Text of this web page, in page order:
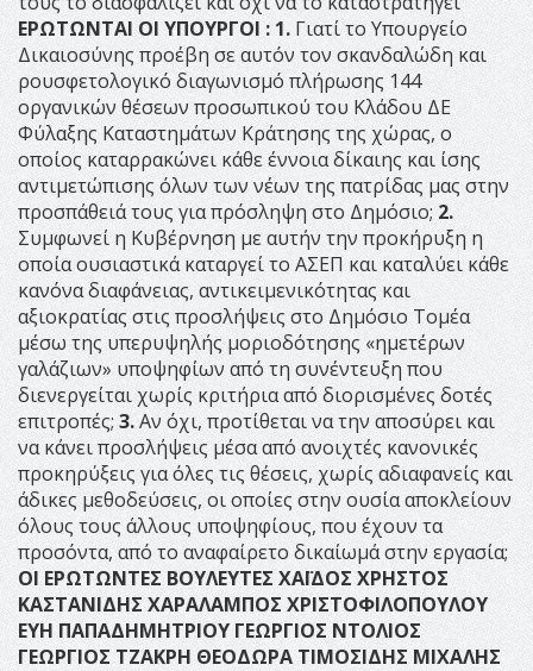
ΕΡΩΤΩΝΤΑΙ ΟΙ ΥΠΟΥΡΓΟΙ : 1. Γιατί το Υπουργείο
Δικαιοσύνης προέβη σε αυτόν τον σκανδαλώδη και
ρουσφετολογικό διαγωνισμό πλήρωσης 144
οργανικών θέσεων προσωπικού του Κλάδου ΔΕ
Φύλαξης Καταστημάτων Κράτησης της χώρας, ο
οποίος καταρρακώνει κάθε έννοια δίκαιης και ίσης
αντιμετώπισης όλων των νέων της πατρίδας μας στην
προσπάθειά τους για πρόσληψη στο Δημόσιο;2.
Συμφωνεί η Κυβέρνηση με αυτήν την προκήρυξη η
οποία ουσιαστικά καταργεί το ΑΣΕΠ και καταλύει κάθε
κανόνα διαφάνειας, αντικειμενικότητας και
αξιοκρατίας στις προσλήψεις στο Δημόσιο Τομέα
μέσω της υπερυψηλής μοριοδότησης «ημετέρων
γαλάζιων» υποψηφίων από τη συνέντευξη που
διενεργείται χωρίς κριτήρια από διορισμένες δοτές
επιτροπές;3.Αν όχι, προτίθεται να την αποσύρει και
να κάνει προσλήψεις μέσα από ανοιχτές κανονικές
προκηρύξεις για όλες τις θέσεις, χωρίς αδιαφανείς και
άδικες μεθοδεύσεις, οι οποίες στην ουσία αποκλείουν
όλους τους άλλους υποψηφίους, που έχουν τα
προσόντα, από το αναφαίρετο δικαίωμά στην εργασία;
ΟΙ ΕΡΩΤΩΝΤΕΣ ΒΟΥΛΕΥΤΕΣΧΑΪΔΟΣ ΧΡΗΣΤΟΣ
ΚΑΣΤΑΝΙΔΗΣ ΧΑΡΑΛΑΜΠΟΣ ΧΡΙΣΤΟΦΙΛΟΠΟΥΛΟΥ
ΕΥΗ ΠΑΠΑΔΗΜΗΤΡΙΟΥ ΓΕΩΡΓΙΟΣ ΝΤΟΛΙΟΣ
ΓΕΩΡΓΙΟΣ ΤΖΑΚΡΗ ΘΕΟΔΩΡΑ ΤΙΜΟΣΙΔΗΣ ΜΙΧΑΛΗΣ